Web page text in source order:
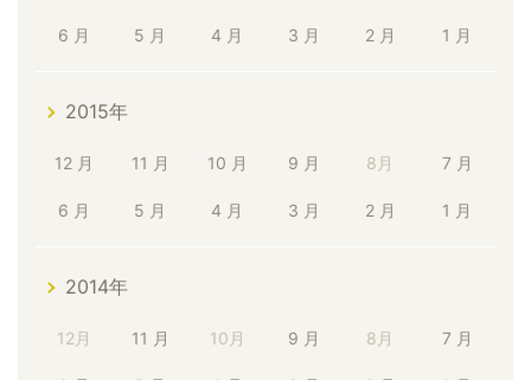
6 月 5 月 4 月 3 月 2 月 1 月
2015年
12 月 11 月 10 月 9 月 8月 7 月
6 月 5 月 4 月 3 月 2 月 1 月
2014年
12月 11 月 10月 9 月 8月 7 月